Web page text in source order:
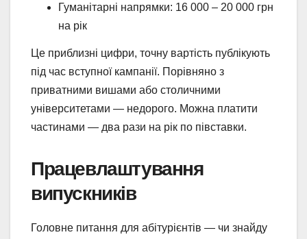
Гуманітарні напрямки: 16 000 – 20 000 грн
на рік
Це приблизні цифри, точну вартість публікують
під час вступної кампанії. Порівняно з
приватними вишами або столичними
університетами — недорого. Можна платити
частинами — два рази на рік по півставки.
Працевлаштування
випускників
Головне питання для абітурієнтів — чи знайду